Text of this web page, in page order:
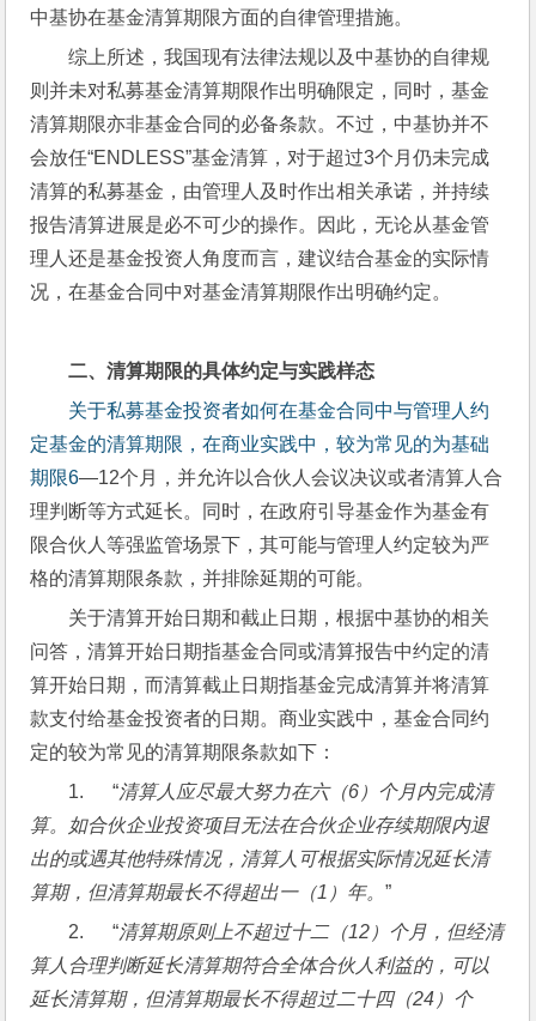
中基协在基金清算期限方面的自律管理措施。
综上所述，我国现有法律法规以及中基协的自律规
则并未对私募基金清算期限作出明确限定，同时，基金
清算期限亦非基金合同的必备条款。不过，中基协并不
会放任“ENDLESS”基金清算，对于超过3个月仍未完成
清算的私募基金，由管理人及时作出相关承诺，并持续
报告清算进展是必不可少的操作。因此，无论从基金管
理人还是基金投资人角度而言，建议结合基金的实际情
况，在基金合同中对基金清算期限作出明确约定。
二、清算期限的具体约定与实践样态
关于私募基金投资者如何在基金合同中与管理人约
定基金的清算期限，在商业实践中，较为常见的为基础
期限6—12个月，并允许以合伙人会议决议或者清算人合
理判断等方式延长。同时，在政府引导基金作为基金有
限合伙人等强监管场景下，其可能与管理人约定较为严
格的清算期限条款，并排除延期的可能。
关于清算开始日期和截止日期，根据中基协的相关
问答，清算开始日期指基金合同或清算报告中约定的清
算开始日期，而清算截止日期指基金完成清算并将清算
款支付给基金投资者的日期。商业实践中，基金合同约
定的较为常见的清算期限条款如下：
1.      “清算人应尽最大努力在六（6 ）个月内完成清
算。如合伙企业投资项目无法在合伙企业存续期限内退
出的或遇其他特殊情况，清算人可根据实际情况延长清
算期，但清算期最长不得超出一（1 ）年。”
2.      “清算期原则上不超过十二（12 ）个月，但经清
算人合理判断延长清算期符合全体合伙人利益的，可以
延长清算期，但清算期最长不得超过二十四（24 ）个